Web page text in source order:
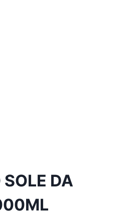
DA